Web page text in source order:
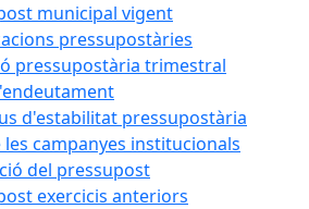
municipal vigent
pressupostàries
pressupostària trimestral
d'estabilitat pressupostària
les campanyes institucionals
del pressupost
exercicis anteriors